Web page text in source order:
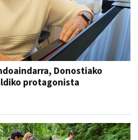
Donostiako
protagonista